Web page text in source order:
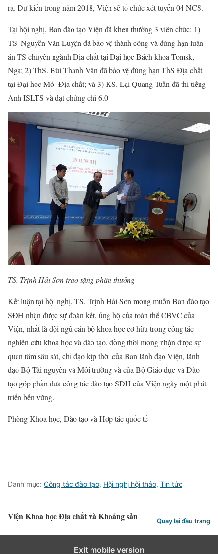
ra. Dự kiến trong năm 2018, Viện sẽ tổ chức xét tuyển 04 NCS.
Tại hội nghị, Ban đào tạo Viện đã khen thưởng 3 viên chức: 1)
TS. Nguyễn Văn Luyện đã bảo vệ thành công và đúng hạn luận
án TS chuyên ngành Địa chất tại Đại học Bách khoa Tomsk,
Nga; 2) ThS. Bùi Thanh Vân đã bảo vệ đúng hạn ThS Địa chất
tại Đại học Mỏ- Địa chất; và 3) KS. Lại Quang Tuấn đã thi tiếng
Anh ISLTS và đạt chứng chỉ 6.0.
TS. Trịnh Hải Sơn trao tặng phần thưởng
Kết luận tại hội nghị, TS. Trịnh Hải Sơn mong muốn Ban đào tạo
SĐH nhận được sự đoàn kết, ủng hộ của toàn thể CBVC của
Viện, nhất là đội ngũ cán bộ khoa học cơ hữu trong công tác
nghiên cứu khoa học và đào tạo, đồng thời mong nhận được sự
quan tâm sâu sát, chỉ đạo kịp thời của Ban lãnh đạo Viện, lãnh
đạo Bộ Tài nguyên và Môi trường và của Bộ Giáo dục và Đào
tạo góp phần đưa công tác đào tạo SĐH của Viện ngày một phát
triển bền vững.
Phòng Khoa học, Đào tạo và Hợp tác quốc tế
Danh mục: Công tác đào tạo, Hội nghị hội thảo, Tin tức
Viện Khoa học Địa chất và Khoáng sản Quay lại đầu trang
Exit mobile version